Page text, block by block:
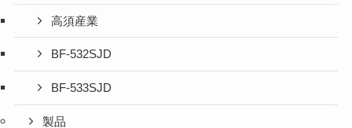
高須産業
BF-532SJD
BF-533SJD
製品